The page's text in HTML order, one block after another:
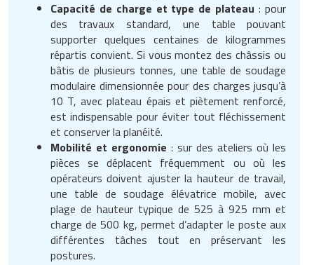
Capacité de charge et type de plateau : pour
des travaux standard, une table pouvant
supporter quelques centaines de kilogrammes
répartis convient. Si vous montez des châssis ou
bâtis de plusieurs tonnes, une table de soudage
modulaire dimensionnée pour des charges jusqu’à
10 T, avec plateau épais et piètement renforcé,
est indispensable pour éviter tout fléchissement
et conserver la planéité.
Mobilité et ergonomie : sur des ateliers où les
pièces se déplacent fréquemment ou où les
opérateurs doivent ajuster la hauteur de travail,
une table de soudage élévatrice mobile, avec
plage de hauteur typique de 525 à 925 mm et
charge de 500 kg, permet d’adapter le poste aux
différentes tâches tout en préservant les
postures.